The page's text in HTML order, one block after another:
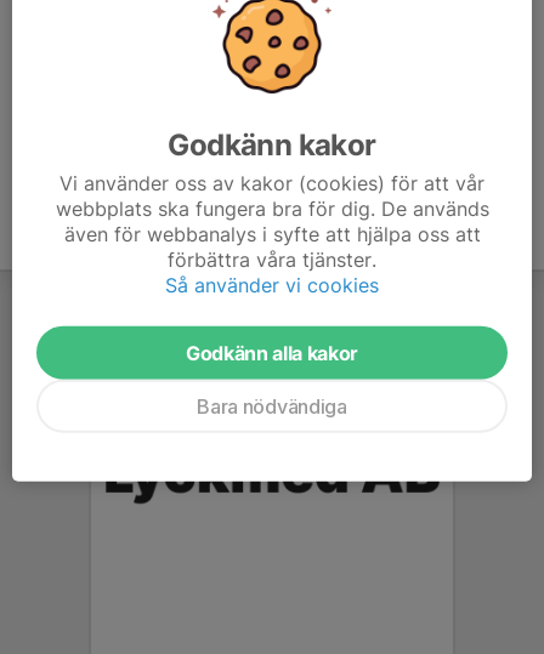
Godkänn kakor
Vi använder oss av kakor (cookies) för att vår
webbplats ska fungera bra för dig. De används
även för webbanalys i syfte att hjälpa oss att
förbättra våra tjänster.
Så använder vi cookies
Godkänn alla kakor
Bara nödvändiga